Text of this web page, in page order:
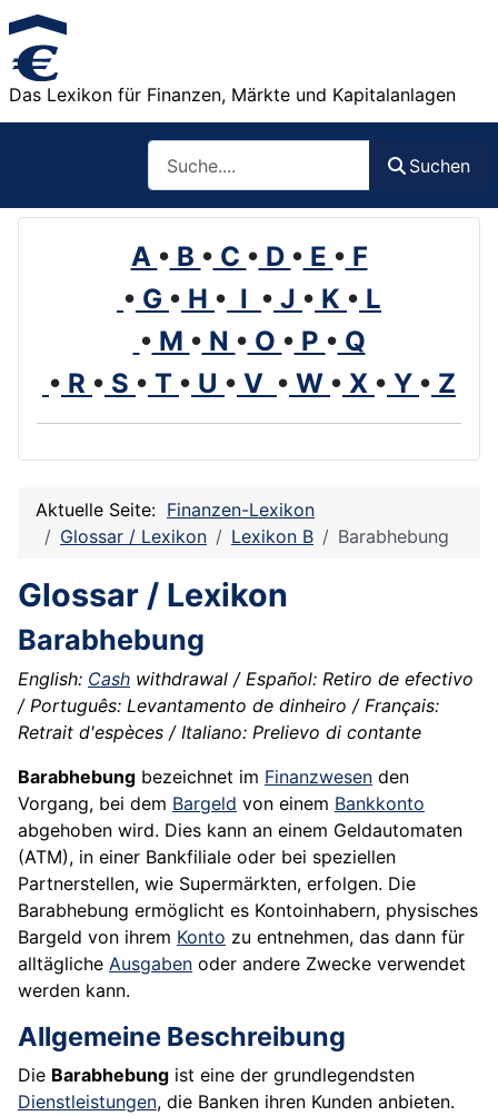
Das Lexikon für Finanzen, Märkte und Kapitalanlagen
Suchen
A • B • C • D • E • F
• G • H • I • J • K • L
• M • N • O • P • Q
• R • S • T • U • V • W • X • Y • Z
Aktuelle Seite: Finanzen-Lexikon
Glossar / Lexikon
Lexikon B Barabhebung
Glossar / Lexikon
Barabhebung
English: Cash withdrawal / Español: Retiro de efectivo
/ Português: Levantamento de dinheiro / Français:
Retrait d'espèces / Italiano: Prelievo di contante
Barabhebung bezeichnet im Finanzwesen den
Vorgang, bei dem Bargeld von einem Bankkonto
abgehoben wird. Dies kann an einem Geldautomaten
(ATM), in einer Bankfiliale oder bei speziellen
Partnerstellen, wie Supermärkten, erfolgen. Die
Barabhebung ermöglicht es Kontoinhabern, physisches
Bargeld von ihrem Konto zu entnehmen, das dann für
alltägliche Ausgaben oder andere Zwecke verwendet
werden kann.
Allgemeine Beschreibung
Die Barabhebung ist eine der grundlegendsten
Dienstleistungen, die Banken ihren Kunden anbieten.